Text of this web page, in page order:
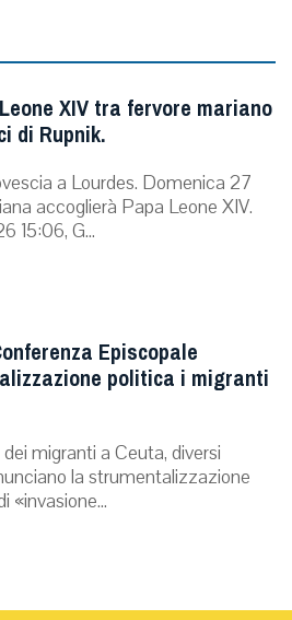
XIV tra fervore mariano
di Rupnik.
a Lourdes. Domenica 27
accoglierà Papa Leone XIV.
15:06, G...
Episcopale
politica i migranti
migranti a Ceuta, diversi
la strumentalizzazione
«invasione...